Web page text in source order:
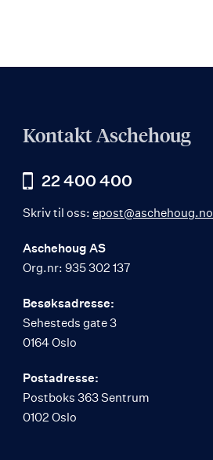
Kontakt Aschehoug
22 400 400
Skriv til oss: epost@aschehoug.no
Aschehoug AS
Org.nr: 935 302 137
Besøksadresse:
Sehesteds gate 3
0164 Oslo
Postadresse:
Postboks 363 Sentrum
0102 Oslo